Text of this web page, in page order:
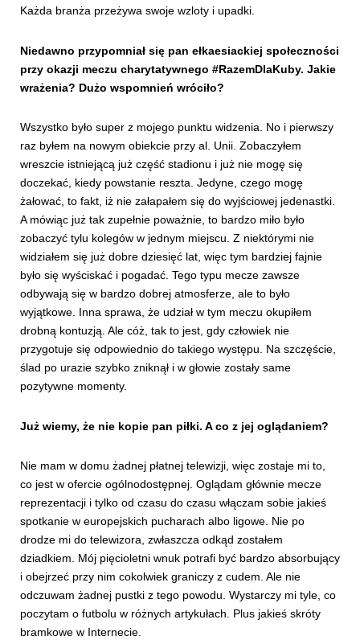
Każda branża przeżywa swoje wzloty i upadki.
Niedawno przypomniał się pan ełkaesiackiej społeczności
przy okazji meczu charytatywnego #RazemDlaKuby. Jakie
wrażenia? Dużo wspomnień wróciło?
Wszystko było super z mojego punktu widzenia. No i pierwszy
raz byłem na nowym obiekcie przy al. Unii. Zobaczyłem
wreszcie istniejącą już część stadionu i już nie mogę się
doczekać, kiedy powstanie reszta. Jedyne, czego mogę
żałować, to fakt, iż nie załapałem się do wyjściowej jedenastki.
A mówiąc już tak zupełnie poważnie, to bardzo miło było
zobaczyć tylu kolegów w jednym miejscu. Z niektórymi nie
widziałem się już dobre dziesięć lat, więc tym bardziej fajnie
było się wyściskać i pogadać. Tego typu mecze zawsze
odbywają się w bardzo dobrej atmosferze, ale to było
wyjątkowe. Inna sprawa, że udział w tym meczu okupiłem
drobną kontuzją. Ale cóż, tak to jest, gdy człowiek nie
przygotuje się odpowiednio do takiego występu. Na szczęście,
ślad po urazie szybko zniknął i w głowie zostały same
pozytywne momenty.
Już wiemy, że nie kopie pan piłki. A co z jej oglądaniem?
Nie mam w domu żadnej płatnej telewizji, więc zostaje mi to,
co jest w ofercie ogólnodostępnej. Oglądam głównie mecze
reprezentacji i tylko od czasu do czasu włączam sobie jakieś
spotkanie w europejskich pucharach albo ligowe. Nie po
drodze mi do telewizora, zwłaszcza odkąd zostałem
dziadkiem. Mój pięcioletni wnuk potrafi być bardzo absorbujący
i obejrzeć przy nim cokolwiek graniczy z cudem. Ale nie
odczuwam żadnej pustki z tego powodu. Wystarczy mi tyle, co
poczytam o futbolu w różnych artykułach. Plus jakieś skróty
bramkowe w Internecie.